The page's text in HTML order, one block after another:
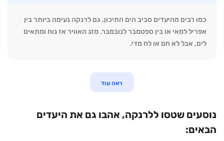
כמו רבים מהיעדים סביב הים התיכון, גם לרנקה נעימה ביותר בין
אפריל למאי או בין ספטמבר לנובמבר. מזג האוויר אז נוח ומתאים
לים, אבל לא חם או לח מדי.
ראה עוד
נוסעים שטסו ללרנקה, אהבו גם את היעדים
הבאים: